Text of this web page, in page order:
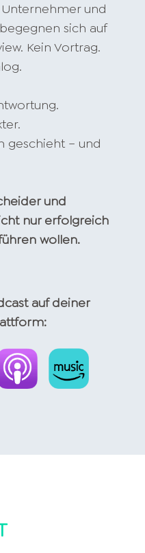
und
sich auf
Kein Vortrag.
geschieht – und
und
nur erfolgreich
wollen.
auf deiner